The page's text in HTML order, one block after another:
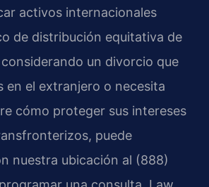
activos internacionales
de distribución equitativa de
un divorcio que
en el extranjero o necesita
cómo proteger sus intereses
puede
nuestra ubicación al (888)